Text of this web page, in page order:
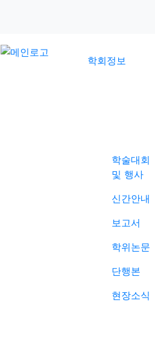
학회정보
학술대회
및 행사
신간안내
보고서
학위논문
단행본
현장소식